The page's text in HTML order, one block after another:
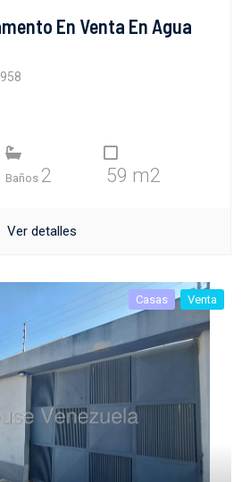
En Venta En Agua
Baños 2 59 m2
Ver detalles
Casas Venta